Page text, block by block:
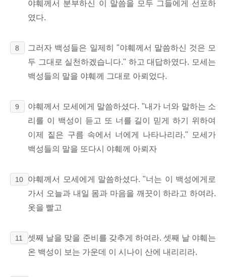
야훼께서 분부하신 이 말씀을 모두 그들에게 선포하
였다.
8
그러자 백성들은 일제히 "야훼께서 말씀하신 것은 모
두 그대로 실천하겠습니다." 하고 대답하였다. 모세는
백성들의 말을 야훼께 그대로 아뢰었다.
9
야훼께서 모세에게 말씀하셨다. "내가 너와 말하는 소
리를 이 백성이 듣고 또 너를 길이 믿게 하기 위하여
이제 짙은 구름 속에서 너에게 나타나리라." 모세가
백성들의 말을 또다시 야훼께 아뢰자
10
야훼께서 모세에게 말씀하셨다. "너는 이 백성에게로
가서 오늘과 내일 몸과 마음을 깨끗이 하라고 하여라.
옷을 빨고
11
셋째 날을 맞을 준비를 갖추게 하여라. 셋째 날 야훼는
온 백성이 보는 가운데 이 시나이 산에 내리리라.